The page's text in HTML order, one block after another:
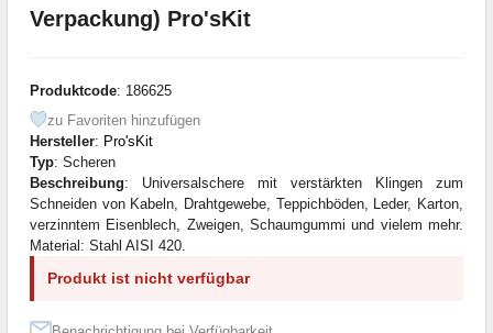
Verpackung) Pro'sKit
Produktcode: 186625
zu Favoriten hinzufügen
Hersteller: Pro'sKit
Typ: Scheren
Beschreibung: Universalschere mit verstärkten Klingen zum
Schneiden von Kabeln, Drahtgewebe, Teppichböden, Leder, Karton,
verzinntem Eisenblech, Zweigen, Schaumgummi und vielem mehr.
Material: Stahl AISI 420.
Produkt ist nicht verfügbar